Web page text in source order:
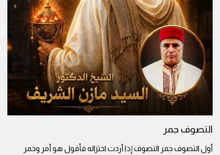
التصوف جمر
أول التصوف جمر التصوف إذا أردت اختزاله فأقول هو أمر وخمر